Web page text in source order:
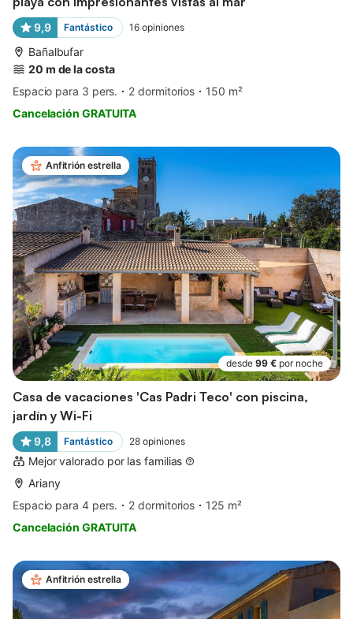
9,9 Fantástico 16 opiniones
Bañalbufar
20 m de la costa
Espacio para 3 pers.
2 dormitorios
150 m²
Cancelación GRATUITA
Anfitrión estrella
desde 99 € por noche
Casa de vacaciones 'Cas Padri Teco' con piscina,
jardín y Wi-Fi
9,8 Fantástico 28 opiniones
Mejor valorado por las familias
Ariany
Espacio para 4 pers.
2 dormitorios
125 m²
Cancelación GRATUITA
Anfitrión estrella